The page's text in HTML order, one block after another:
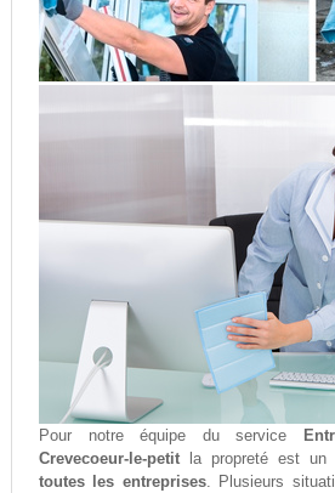
Pour notre équipe du service
Crevecoeur-le-petitla propreté est un
toutes les entreprises. Plusieurs